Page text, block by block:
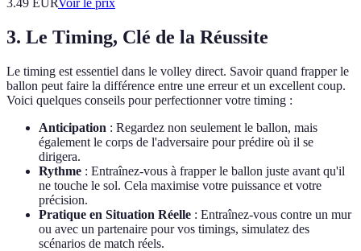
3. Le Timing, Clé de la Réussite
Le timing est essentiel dans le volley direct. Savoir quand frapper le
ballon peut faire la différence entre une erreur et un excellent coup.
Voici quelques conseils pour perfectionner votre timing :
Anticipation : Regardez non seulement le ballon, mais
également le corps de l'adversaire pour prédire où il se
dirigera.
Rythme : Entraînez-vous à frapper le ballon juste avant qu'il
ne touche le sol. Cela maximise votre puissance et votre
précision.
Pratique en Situation Réelle : Entraînez-vous contre un mur
ou avec un partenaire pour vos timings, simulatez des
scénarios de match réels.